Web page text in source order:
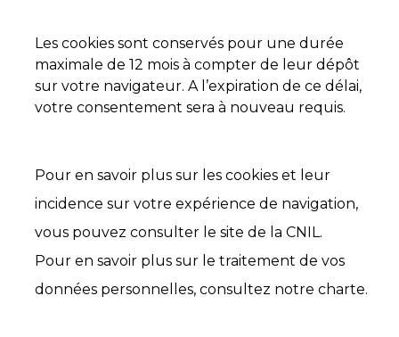
Les cookies sont conservés pour une durée
maximale de 12 mois à compter de leur dépôt
sur votre navigateur. A l’expiration de ce délai,
votre consentement sera à nouveau requis.
Pour en savoir plus sur les cookies et leur
incidence sur votre expérience de navigation,
vous pouvez consulter le site de la CNIL.
Pour en savoir plus sur le traitement de vos
données personnelles, consultez notre charte.